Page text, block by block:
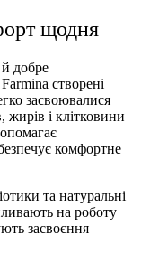
щодня
й добре
створені
засвоювалися
жирів і клітковини
комфортне
та натуральні
на роботу
засвоєння